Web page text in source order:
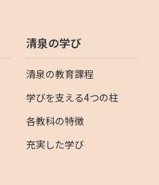
清泉の学び
清泉の教育課程
学びを支える4つの柱
各教科の特徴
充実した学び